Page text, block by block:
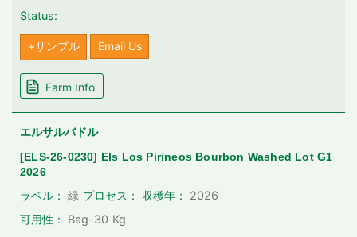
Status:
+サンプル Email Us
Farm Info
エルサルバドル
[ELS-26-0230] Els Los Pirineos Bourbon Washed Lot G1
2026
ラベル：
緑 プロセス： 収穫年：
2026
可用性：
Bag-30 Kg